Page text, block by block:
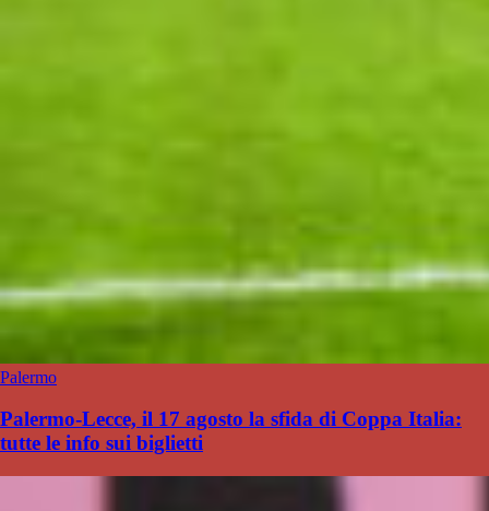
Palermo
Palermo-Lecce, il 17 agosto la sfida di Coppa Italia:
tutte le info sui biglietti